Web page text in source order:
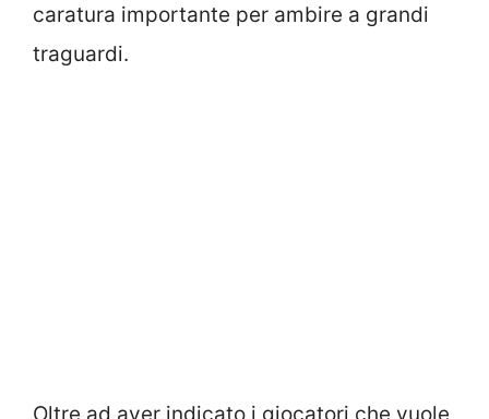
caratura importante per ambire a grandi
traguardi.
Oltre ad aver indicato i giocatori che vuole